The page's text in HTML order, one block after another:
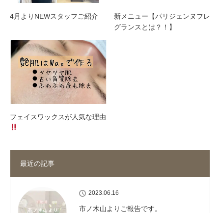
4月よりNEWスタッフご紹介
新メニュー【パリジェンヌフレ
グランスとは？！】
フェイスワックスが人気な理由
最近の記事
2023.06.16
市ノ木山よりご報告です。